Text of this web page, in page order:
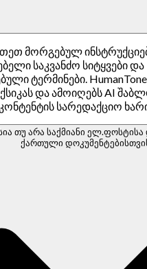
მორგებულ
საკვანძო სიტყვები და
ტერმინები.
და ამოიღებს AI
სარედაქციო
თუ არა საქმიანი
ქართული